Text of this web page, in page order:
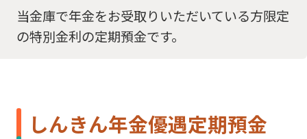
当金庫で年金をお受取りいただいている方限定
の特別金利の定期預金です。
しんきん年金優遇定期預金